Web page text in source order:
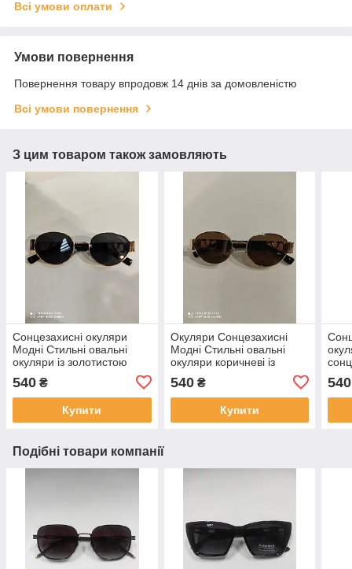
Всі умови оплати
Умови повернення
Повернення товару впродовж 14 днів за домовленістю
Всі умови повернення
З цим товаром також замовляють
Сонцезахисні окуляри
Модні Стильні овальні
окуляри із золотистою
540 ₴
Купити
Окуляри Сонцезахисні
Модні Стильні овальні
окуляри коричневі із
540₴
Купити
540
Подібні товари компанії